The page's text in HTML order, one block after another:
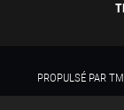
PROPULSÉ PAR